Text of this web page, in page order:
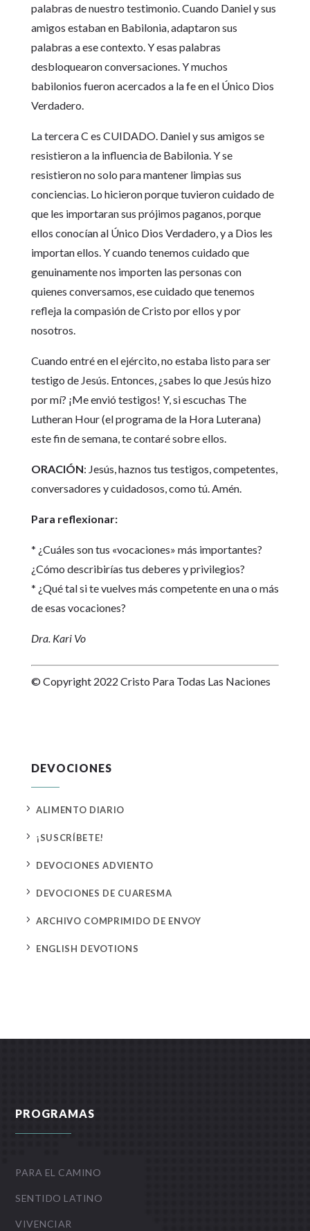
palabras de nuestro testimonio. Cuando Daniel y sus
amigos estaban en Babilonia, adaptaron sus
palabras a ese contexto. Y esas palabras
desbloquearon conversaciones. Y muchos
babilonios fueron acercados a la fe en el Único Dios
Verdadero.
La tercera C es CUIDADO. Daniel y sus amigos se
resistieron a la influencia de Babilonia. Y se
resistieron no solo para mantener limpias sus
conciencias. Lo hicieron porque tuvieron cuidado de
que les importaran sus prójimos paganos, porque
ellos conocían al Único Dios Verdadero, y a Dios les
importan ellos. Y cuando tenemos cuidado que
genuinamente nos importen las personas con
quienes conversamos, ese cuidado que tenemos
refleja la compasión de Cristo por ellos y por
nosotros.
Cuando entré en el ejército, no estaba listo para ser
testigo de Jesús. Entonces, ¿sabes lo que Jesús hizo
por mí? ¡Me envió testigos! Y, si escuchas The
Lutheran Hour (el programa de la Hora Luterana)
este fin de semana, te contaré sobre ellos.
ORACIÓN: Jesús, haznos tus testigos, competentes,
conversadores y cuidadosos, como tú. Amén.
Para reflexionar:
* ¿Cuáles son tus «vocaciones» más importantes?
¿Cómo describirías tus deberes y privilegios?
* ¿Qué tal si te vuelves más competente en una o más
de esas vocaciones?
Dra. Kari Vo
© Copyright 2022 Cristo Para Todas Las Naciones
DEVOCIONES
5 ALIMENTO DIARIO
5 ¡SUSCRÍBETE!
5 DEVOCIONES ADVIENTO
5 DEVOCIONES DE CUARESMA
5 ARCHIVO COMPRIMIDO DE ENVOY
5 ENGLISH DEVOTIONS
PROGRAMAS
PARA EL CAMINO
SENTIDO LATINO
VIVENCIAR